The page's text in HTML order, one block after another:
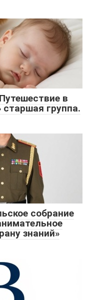
в
старшая группа.
собрание
знаний»